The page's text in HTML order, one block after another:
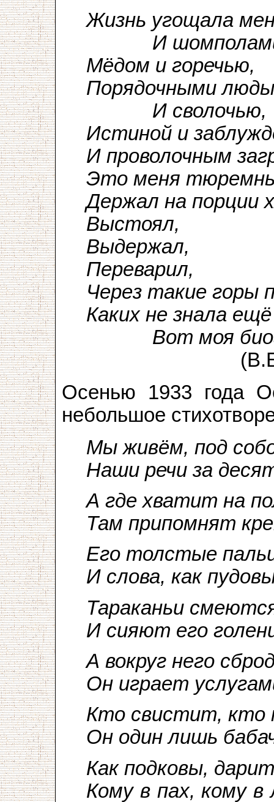
Жизнь угощала
И
Мёдом и горечью,
Порядочными
И сволочью,
Истиной и
И проволочным
Это меня
Держал на порции
Выстоял,
Выдержал,
Переварил,
Через такие горы
Каких не знала
Вот моя
Осенью 1933 года
небольшое
Мы живём, под
Наши речи за
А где хватит на
Там припомнят
Его толстые
И слова, как
Тараканьи
И сияют его
А вокруг него
Он играет
Кто свистит, кто
Он один лишь
Как подковы,
Кому в пах, кому в